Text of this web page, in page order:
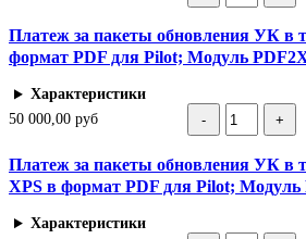
Платеж за пакеты обновления УК в
формат PDF для Pilot; Модуль
Характеристики
50 000,00 руб
Платеж за пакеты обновления УК в
XPS в формат PDF для Pilot; Модуль
Характеристики